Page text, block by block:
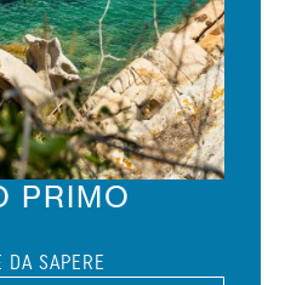
PRIMO
DA SAPERE